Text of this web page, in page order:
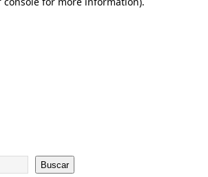
Buscar